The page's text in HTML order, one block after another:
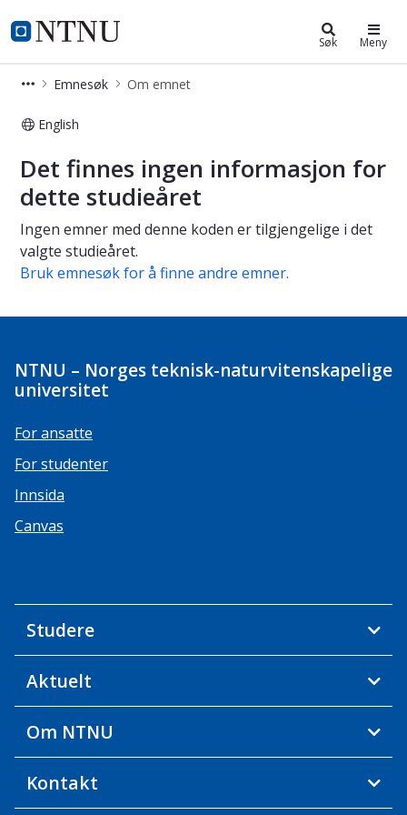
NTNU Hjemmeside
Studier Søk Meny
Emnesøk Om emnet
English
Om emnet
Det finnes ingen informasjon for
dette studieåret
Ingen emner med denne koden er tilgjengelige i det
valgte studieåret.
Bruk emnesøk for å finne andre emner.
NTNU – Norges teknisk-naturvitenskapelige
universitet
For ansatte
For studenter
Innsida
Canvas
Studere
Aktuelt
Om NTNU
Kontakt